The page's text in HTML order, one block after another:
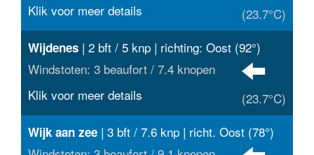
(23.7°C)
Klik voor meer details
Wijdenes | 2 bft / 5 knp | richting: Oost (92°)
Windstoten: 3 beaufort / 7.4 knopen
(23.7°C)
Klik voor meer details
Wijk aan zee | 3 bft / 7.6 knp | richt. Oost (78°)